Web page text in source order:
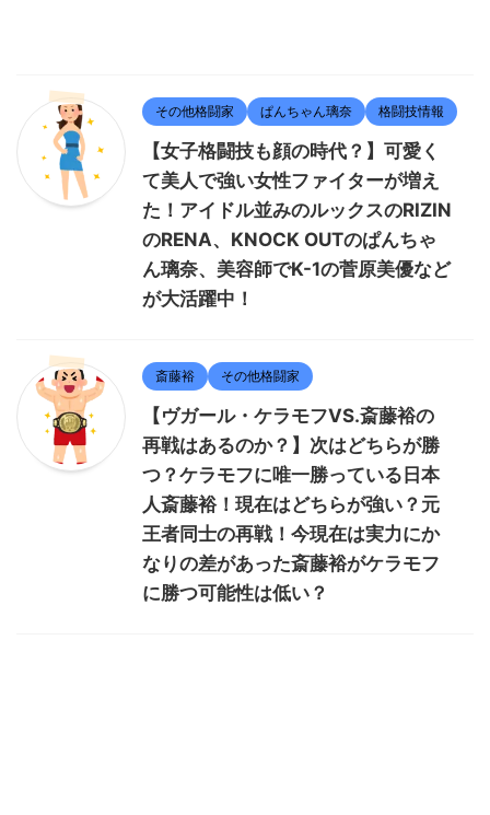
その他格闘家 ぱんちゃん璃奈 格闘技情報
【女子格闘技も顔の時代？】可愛く
て美人で強い女性ファイターが増え
た！アイドル並みのルックスのRIZIN
のRENA、KNOCK OUTのぱんちゃ
ん璃奈、美容師でK-1の菅原美優など
が大活躍中！
斎藤裕 その他格闘家
【ヴガール・ケラモフVS.斎藤裕の
再戦はあるのか？】次はどちらが勝
つ？ケラモフに唯一勝っている日本
人斎藤裕！現在はどちらが強い？元
王者同士の再戦！今現在は実力にか
なりの差があった斎藤裕がケラモフ
に勝つ可能性は低い？